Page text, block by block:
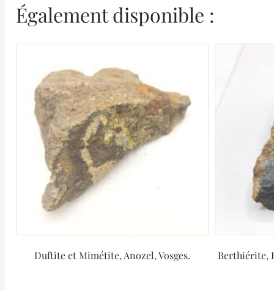
Également disponible :
Duftite et Mimétite, Anozel, Vosges.
Berthiérite,